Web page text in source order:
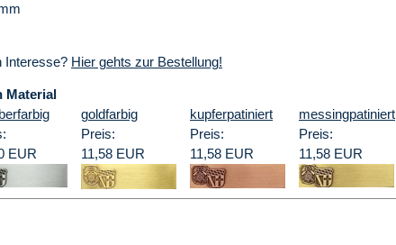
Interesse? Hier gehts zur Bestellung!
Material
EUR
goldfarbig
Preis:
11,58 EUR
kupferpatiniert
Preis:
11,58 EUR
messingpatiniert
Preis:
11,58 EUR